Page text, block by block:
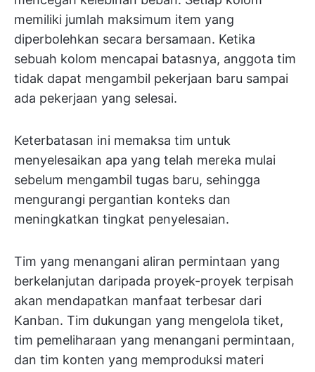
memiliki jumlah maksimum item yang
diperbolehkan secara bersamaan. Ketika
sebuah kolom mencapai batasnya, anggota tim
tidak dapat mengambil pekerjaan baru sampai
ada pekerjaan yang selesai.
Keterbatasan ini memaksa tim untuk
menyelesaikan apa yang telah mereka mulai
sebelum mengambil tugas baru, sehingga
mengurangi pergantian konteks dan
meningkatkan tingkat penyelesaian.
Tim yang menangani aliran permintaan yang
berkelanjutan daripada proyek-proyek terpisah
akan mendapatkan manfaat terbesar dari
Kanban. Tim dukungan yang mengelola tiket,
tim pemeliharaan yang menangani permintaan,
dan tim konten yang memproduksi materi